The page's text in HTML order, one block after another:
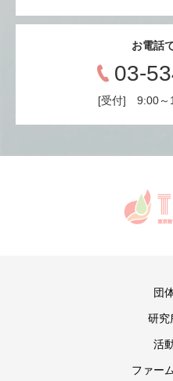
お電話
03-
[受付] 9:00～
団
研究
活
ファー